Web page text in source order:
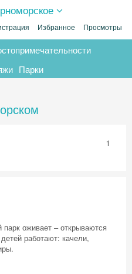
Избранное Просмотры
Парки
1
оживает – открываются
работают: качели,